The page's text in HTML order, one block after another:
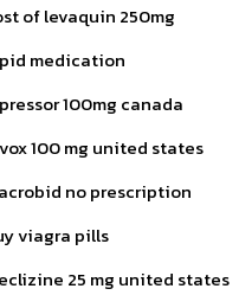
of levaquin 250mg
medication
100mg canada
100 mg united states
no prescription
viagra pills
25 mg united states